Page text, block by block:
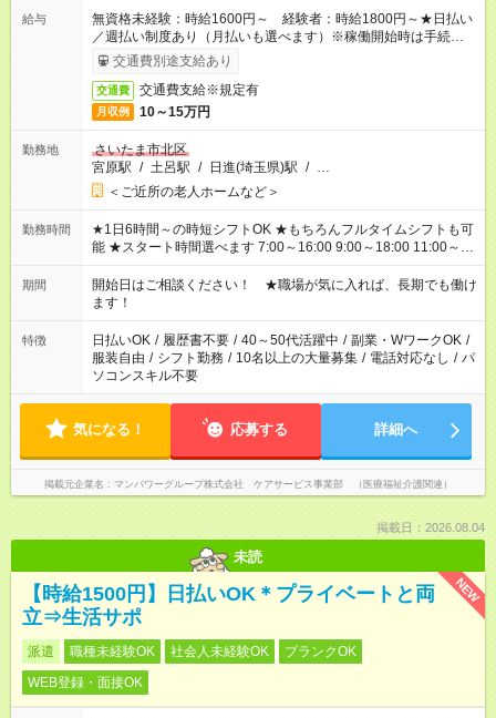
給与
無資格未経験：時給1600円～ 経験者：時給1800円～★日払い
／週払い制度あり（月払いも選べます）※稼働開始時は手続き完
了次第のお支払いとなります。
交通費別途支給あり
交通費 交通費支給※規定有
月収例 10～15万円
勤務地
さいたま市北区
宮原駅 / 土呂駅 / 日進(埼玉県)駅 / …
＜ご近所の老人ホームなど＞
勤務時間
★1日6時間～の時短シフトOK ★もちろんフルタイムシフトも可
能 ★スタート時間選べます 7:00～16:00 9:00～18:00 11:00～
20:00 など 残業なし！ ※Wワークの場合、他のお仕事と合わせ
週40時間超の就業はご案内できません ※法令に基づき、週20時
間以上勤務は社会保険への加入対象となります ※労働者派遣法
（日雇い派遣の原則禁止）により、短時間・短期間の就業はご
案内が難しい場合があります
期間
開始日はご相談ください！ ★職場が気に入れば、長期でも働け
ます！
特徴 日払いOK / 履歴書不要 / 40～50代活躍中 / 副業・WワークOK /
服装自由 / シフト勤務 / 10名以上の大量募集 / 電話対応なし / パ
ソコンスキル不要
気になる！ 応募する 詳細へ
掲載元企業名 マンパワーグループ株式会社 ケアサービス事業部 （医療福祉介護関連）
掲載日：2026.08.04
未読
NEW
【時給1500円】日払いOK＊プライベートと両
立⇒生活サポ
派遣 職種未経験OK 社会人未経験OK
ブランクOK
WEB登録・面接OK